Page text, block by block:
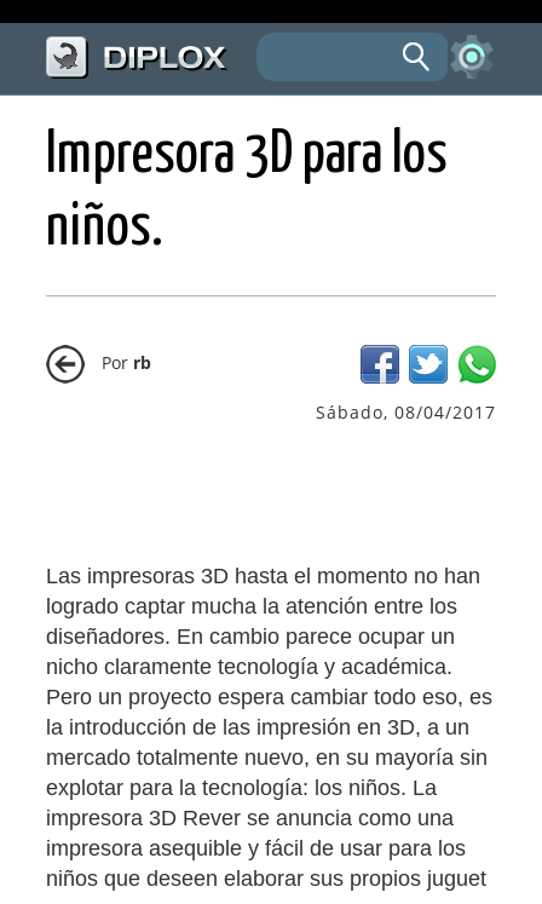
Impresora 3D para los
niños.
Por rb
Sábado, 08/04/2017
Las impresoras 3D hasta el momento no han
logrado captar mucha la atención entre los
diseñadores. En cambio parece ocupar un
nicho claramente tecnología y académica.
Pero un proyecto espera cambiar todo eso, es
la introducción de las impresión en 3D, a un
mercado totalmente nuevo, en su mayoría sin
explotar para la tecnología: los niños. La
impresora 3D Rever se anuncia como una
impresora asequible y fácil de usar para los
niños que deseen elaborar sus propios juguet